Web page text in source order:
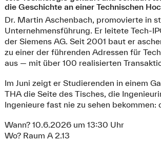
die Geschichte an einer Technischen
Dr. Martin Aschenbach, promovierte in
Unternehmensführung. Er leitete Tech-
der Siemens AG. Seit 2001 baut er
zu einer der führenden Adressen für
aus — mit über 100 realisierten
Im Juni zeigt er Studierenden in einem
THA die Seite des Tisches, die
Ingenieure fast nie zu sehen bekommen:
Wann? 10.6.2026 um 13:30 Uhr
Wo? Raum A 2.13